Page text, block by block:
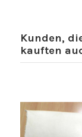
Kunden,
kauften